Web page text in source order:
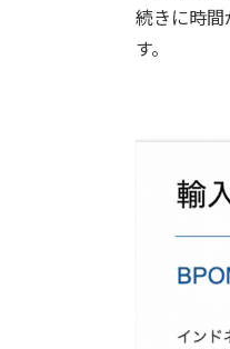
続きに時
す。